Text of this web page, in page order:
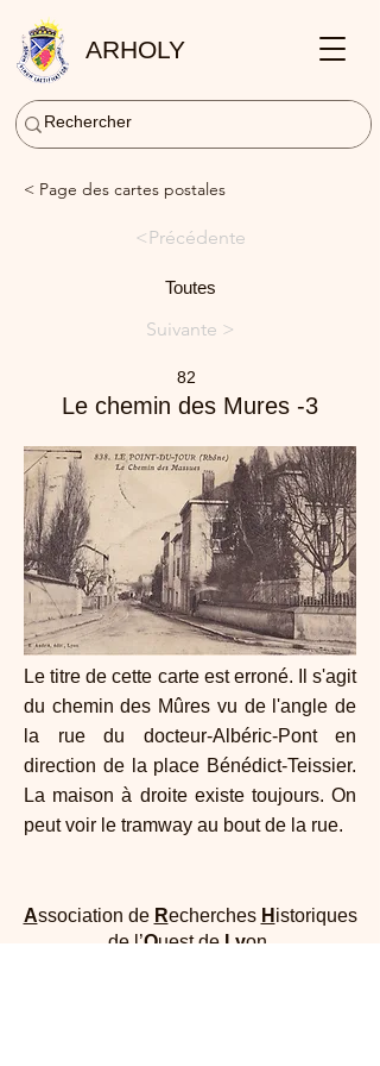
ARHOLY
< Page des cartes postales
<Précédente
Toutes
Suivante >
82
Le chemin des Mures -3
Le titre de cette carte est erroné. Il s'agit
du chemin des Mûres vu de l'angle de
la rue du docteur-Albéric-Pont en
direction de la place Bénédict-Teissier.
La maison à droite existe toujours. On
peut voir le tramway au bout de la rue.
Association de Recherches H istoriques
de l’Ouest de Lyon